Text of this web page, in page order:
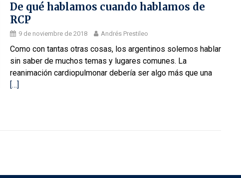
De qué hablamos cuando hablamos de
RCP
9 de noviembre de 2018 Andrés Prestileo
Como con tantas otras cosas, los argentinos solemos hablar
sin saber de muchos temas y lugares comunes. La
reanimación cardiopulmonar debería ser algo más que una
[…]